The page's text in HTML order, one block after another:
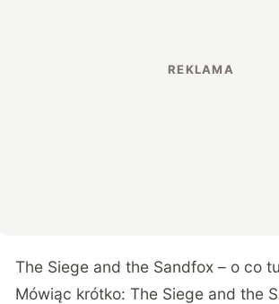
The Siege and the Sandfox – o co
Mówiąc krótko: The Siege and the